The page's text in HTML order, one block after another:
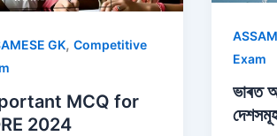
GK, Competitive
MCQ for
2024
Exam
ভাৰত